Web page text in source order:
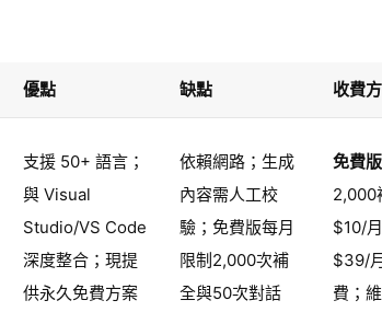
優點 缺點 收費
支援 50+ 語言；
與 Visual
Studio/VS Code
深度整合；現提
供永久免費方案
依賴網路；生成
內容需人工校
驗；免費版每月
限制2,000次補
全與50次對話
免費版
2,000
$10/
$39/
費；